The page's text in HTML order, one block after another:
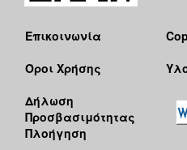
Επικοινωνία
Όροι Χρήσης
Δήλωση
Προσβασιμότητας
Πλοήγηση